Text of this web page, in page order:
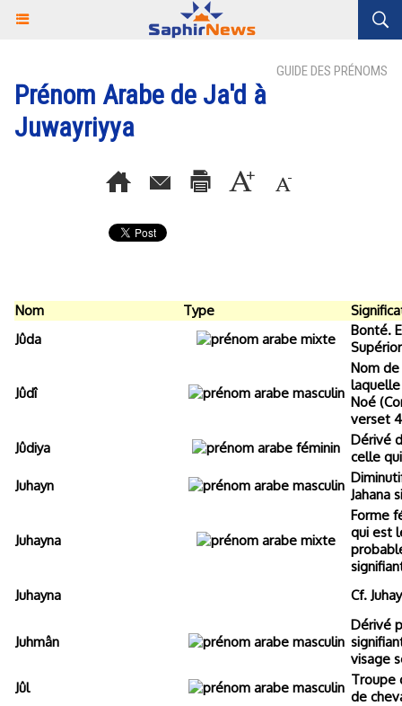
GUIDE DES PRÉNOMS
Prénom Arabe de Ja'd à
Juwayriyya
Nom Type
Jûda
Bonté.
Jûdî
Nom
Noé
verset
Jûdiya
Dérivé
celle
Juhayn
Jahana
Juhayna
Forme
qui est
Juhayna
Cf.
Juhmân
Dérivé
visage
Jûl
Troupe
de